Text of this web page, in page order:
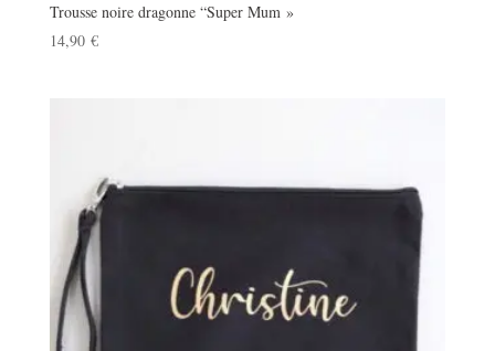
Trousse noire dragonne “Super Mum »
14,90 €